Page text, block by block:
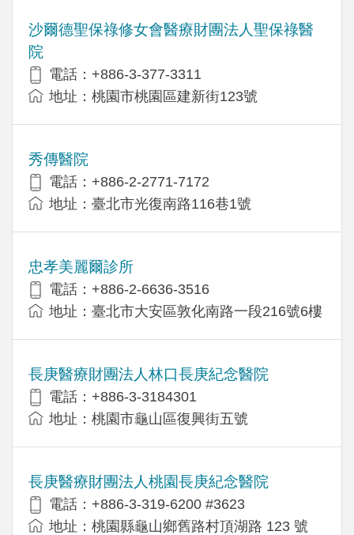
沙爾德聖保祿修女會醫療財團法人聖保祿醫
院
電話：+886-3-377-3311
地址：桃園市桃園區建新街123號
秀傳醫院
電話：+886-2-2771-7172
地址：臺北市光復南路116巷1號
忠孝美麗爾診所
電話：+886-2-6636-3516
地址：臺北市大安區敦化南路一段216號6樓
長庚醫療財團法人林口長庚紀念醫院
電話：+886-3-3184301
地址：桃園市龜山區復興街五號
長庚醫療財團法人桃園長庚紀念醫院
電話：+886-3-319-6200 #3623
地址：桃園縣龜山鄉舊路村頂湖路 123 號